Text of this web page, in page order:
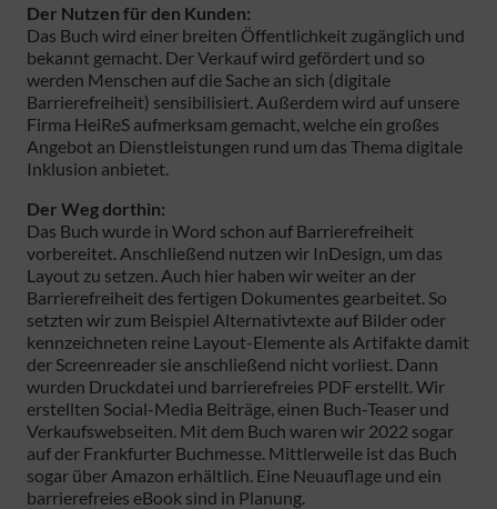
Der Nutzen für den Kunden:
Das Buch wird einer breiten Öffentlichkeit zugänglich und
bekannt gemacht. Der Verkauf wird gefördert und so
werden Menschen auf die Sache an sich (digitale
Barrierefreiheit) sensibilisiert. Außerdem wird auf unsere
Firma HeiReS aufmerksam gemacht, welche ein großes
Angebot an Dienstleistungen rund um das Thema digitale
Inklusion anbietet.
Der Weg dorthin:
Das Buch wurde in Word schon auf Barrierefreiheit
vorbereitet. Anschließend nutzen wir InDesign, um das
Layout zu setzen. Auch hier haben wir weiter an der
Barrierefreiheit des fertigen Dokumentes gearbeitet. So
setzten wir zum Beispiel Alternativtexte auf Bilder oder
kennzeichneten reine Layout-Elemente als Artifakte damit
der Screenreader sie anschließend nicht vorliest. Dann
wurden Druckdatei und barrierefreies PDF erstellt. Wir
erstellten Social-Media Beiträge, einen Buch-Teaser und
Verkaufswebseiten. Mit dem Buch waren wir 2022 sogar
auf der Frankfurter Buchmesse. Mittlerweile ist das Buch
sogar über Amazon erhältlich. Eine Neuauflage und ein
barrierefreies eBook sind in Planung.